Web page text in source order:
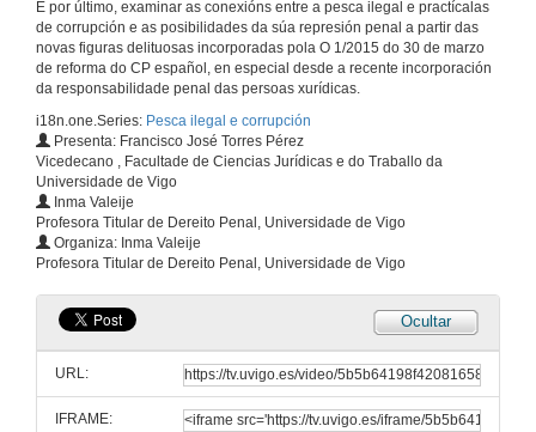
E por último, examinar as conexións entre a pesca ilegal e practícalas
de corrupción e as posibilidades da súa represión penal a partir das
novas figuras delituosas incorporadas pola O 1/2015 do 30 de marzo
de reforma do CP español, en especial desde a recente incorporación
da responsabilidade penal das persoas xurídicas.
i18n.one.Series: Pesca ilegal e corrupción
Presenta: Francisco José Torres Pérez
Vicedecano , Facultade de Ciencias Jurídicas e do Traballo da
Universidade de Vigo
Inma Valeije
Profesora Titular de Dereito Penal, Universidade de Vigo
Organiza: Inma Valeije
Profesora Titular de Dereito Penal, Universidade de Vigo
Ocultar
URL:
IFRAME:
Intervención de Pascal Savouret
29 de abr. de 2016